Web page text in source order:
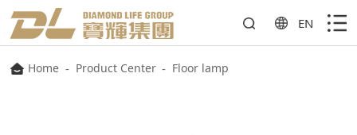
EN
Home - Product Center - Floor lamp